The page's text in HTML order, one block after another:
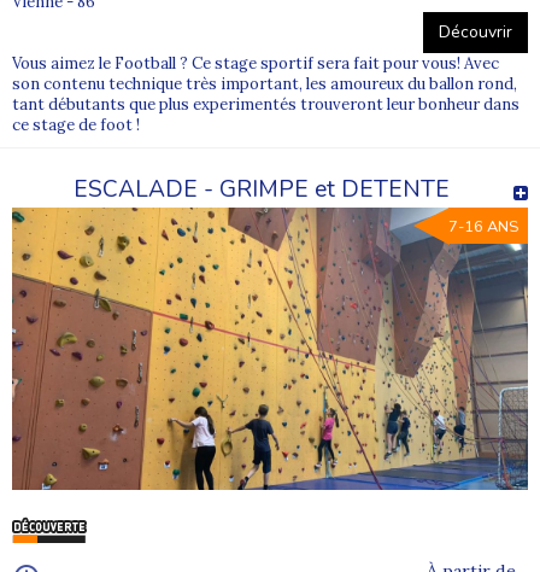
Découvrir
Vous aimez le Football ? Ce stage sportif sera fait pour vous! Avec
son contenu technique très important, les amoureux du ballon rond,
tant débutants que plus experimentés trouveront leur bonheur dans
ce stage de foot !
ESCALADE - GRIMPE et DETENTE
7-16 ANS